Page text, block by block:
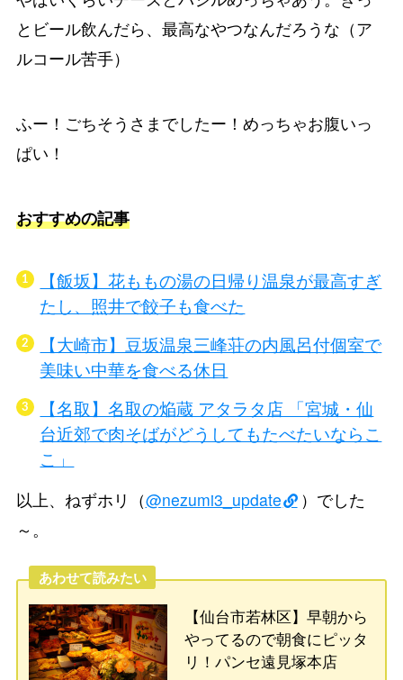
とビール飲んだら、最高なやつなんだろうな（ア
ルコール苦手）
ふー！ごちそうさまでしたー！めっちゃお腹いっ
ぱい！
おすすめの記事
【飯坂】花ももの湯の日帰り温泉が最高すぎ
たし、照井で餃子も食べた
【大崎市】豆坂温泉三峰荘の内風呂付個室で
美味い中華を食べる休日
【名取】名取の焔蔵 アタラタ店 「宮城・仙
台近郊で肉そばがどうしてもたべたいならこ
こ」
以上、ねずホリ（@nezumi3_update
）でした
～。
あわせて読みたい
【仙台市若林区】早朝から
やってるので朝食にピッタ
リ！パンセ遠見塚本店